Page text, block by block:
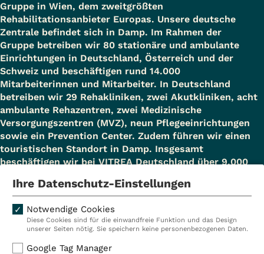
Gruppe in Wien, dem zweitgrößten
Rehabilitationsanbieter Europas. Unsere deutsche
Zentrale befindet sich in Damp. Im Rahmen der
Gruppe betreiben wir 80 stationäre und ambulante
Einrichtungen in Deutschland, Österreich und der
Schweiz und beschäftigen rund 14.000
Mitarbeiterinnen und Mitarbeiter. In Deutschland
betreiben wir 29 Rehakliniken, zwei Akutkliniken, acht
ambulante Rehazentren, zwei Medizinische
Versorgungszentren (MVZ), neun Pflegeeinrichtungen
sowie ein Prevention Center. Zudem führen wir einen
touristischen Standort in Damp. Insgesamt
beschäftigen wir bei VITREA Deutschland über 9.000
Kliniken
Ambulant
Reha
Ihre Datenschutz-Einstellungen
Notwendige Cookies
Diese Cookies sind für die einwandfreie Funktion und das Design
unserer Seiten nötig. Sie speichern keine personenbezogenen Daten.
Google Tag Manager